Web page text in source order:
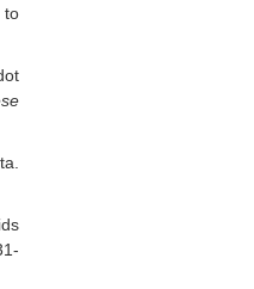
to